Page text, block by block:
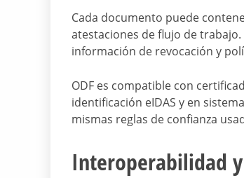
Cada documento puede
atestaciones de flujo de
información de revocación y
ODF es compatible con
identificación eIDAS y en
mismas reglas de confianza
Interoperabilidad